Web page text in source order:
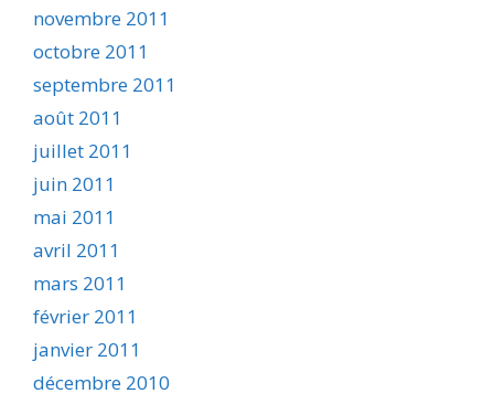
novembre 2011
octobre 2011
septembre 2011
août 2011
juillet 2011
juin 2011
mai 2011
avril 2011
mars 2011
février 2011
janvier 2011
décembre 2010